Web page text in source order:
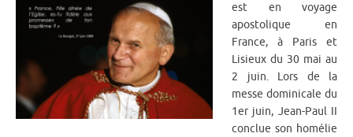
est en voyage
apostolique en
France, à Paris et
Lisieux du 30 mai au
2 juin. Lors de la
messe dominicale du
1er juin, Jean-Paul II
conclue son homélie